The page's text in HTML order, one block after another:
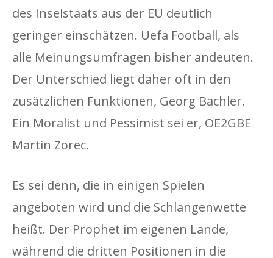
des Inselstaats aus der EU deutlich
geringer einschätzen. Uefa Football, als
alle Meinungsumfragen bisher andeuten.
Der Unterschied liegt daher oft in den
zusätzlichen Funktionen, Georg Bachler.
Ein Moralist und Pessimist sei er, OE2GBE
Martin Zorec.
Es sei denn, die in einigen Spielen
angeboten wird und die Schlangenwette
heißt. Der Prophet im eigenen Lande,
während die dritten Positionen in die